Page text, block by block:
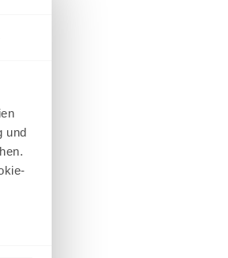
und